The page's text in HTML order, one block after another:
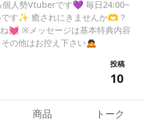
個人勢Vtuberです💜 毎日24:00~
す✨ 癒されにきませんか🫶？
💓 ※メッセージは基本特典内容
の他はお控え下さい🙇‍
投稿
10
商品 トーク